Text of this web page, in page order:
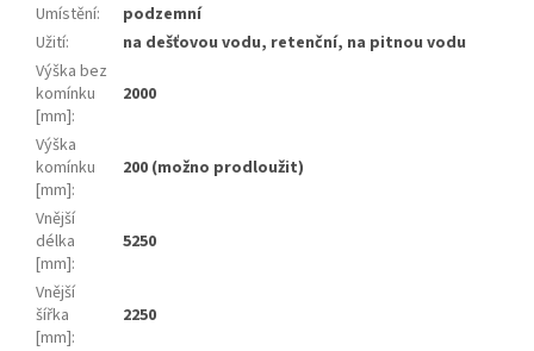
Umístění:
podzemní
Užití:
na dešťovou vodu, retenční, na pitnou vodu
Výška bez
komínku
[mm]:
2000
Výška
komínku
[mm]:
200 (možno prodloužit)
Vnější
délka
[mm]:
5250
Vnější
šířka
[mm]:
2250